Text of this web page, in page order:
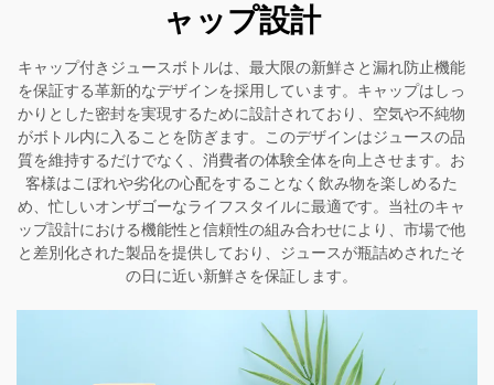
ャップ設計
キャップ付きジュースボトルは、最大限の新鮮さと漏れ防止機能
を保証する革新的なデザインを採用しています。キャップはしっ
かりとした密封を実現するために設計されており、空気や不純物
がボトル内に入ることを防ぎます。このデザインはジュースの品
質を維持するだけでなく、消費者の体験全体を向上させます。お
客様はこぼれや劣化の心配をすることなく飲み物を楽しめるた
め、忙しいオンザゴーなライフスタイルに最適です。当社のキャ
ップ設計における機能性と信頼性の組み合わせにより、市場で他
と差別化された製品を提供しており、ジュースが瓶詰めされたそ
の日に近い新鮮さを保証します。